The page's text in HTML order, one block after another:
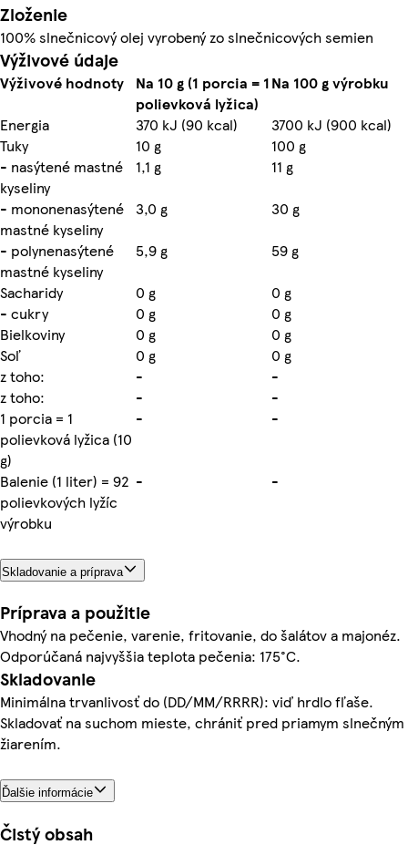
Zloženie
100% slnečnicový olej vyrobený zo slnečnicových semien
Výživové údaje
Výživové hodnoty
Na 10 g (1 porcia = 1
polievková lyžica)
Na 100 g výrobku
Energia
370 kJ (90 kcal)
3700 kJ (900 kcal)
Tuky
10 g
100 g
- nasýtené mastné
kyseliny
1,1 g
11 g
- mononenasýtené
mastné kyseliny
3,0 g
30 g
- polynenasýtené
mastné kyseliny
5,9 g
59 g
Sacharidy
0 g
0 g
- cukry
0 g
0 g
Bielkoviny
0 g
0 g
Soľ
0 g
0 g
z toho:
-
-
z toho:
-
-
1 porcia = 1
polievková lyžica (10
g)
- -
Balenie (1 liter) = 92
polievkových lyžíc
výrobku
- -
Skladovanie a príprava
Príprava a použitie
Vhodný na pečenie, varenie, fritovanie, do šalátov a majonéz.
Odporúčaná najvyššia teplota pečenia: 175°C.
Skladovanie
Minimálna trvanlivosť do (DD/MM/RRRR): viď hrdlo fľaše.
Skladovať na suchom mieste, chrániť pred priamym slnečným
žiarením.
Ďalšie informácie
Čistý obsah